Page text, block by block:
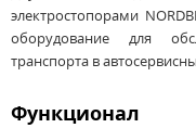
электростопорами
оборудование для
транспорта в
Функционал